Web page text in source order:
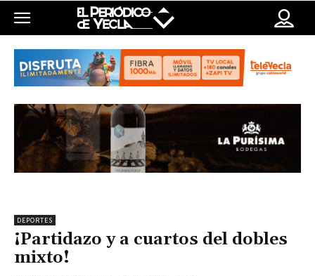
DEPORTES
¡Partidazo y a cuartos del dobles
mixto!